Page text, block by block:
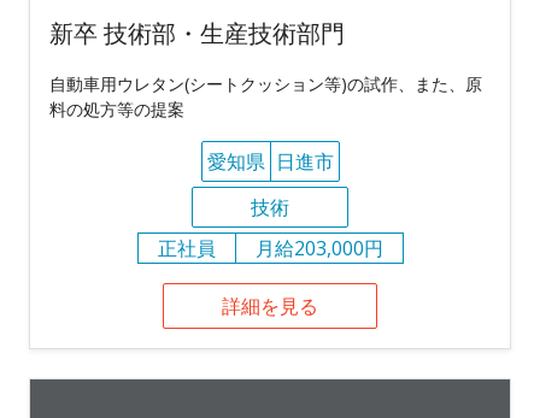
新卒 技術部・生産技術部門
自動車用ウレタン(シートクッション等)の試作、また、原
料の処方等の提案
愛知県 日進市
技術
正社員
月給203,000円
詳細を見る